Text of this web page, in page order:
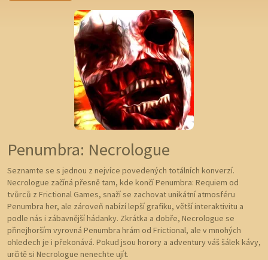
Penumbra: Necrologue
Seznamte se s jednou z nejvíce povedených totálních konverzí.
Necrologue začíná přesně tam, kde končí Penumbra: Requiem od
tvůrců z Frictional Games, snaží se zachovat unikátní atmosféru
Penumbra her, ale zároveň nabízí lepší grafiku, větší interaktivitu a
podle nás i zábavnější hádanky. Zkrátka a dobře, Necrologue se
přinejhorším vyrovná Penumbra hrám od Frictional, ale v mnohých
ohledech je i překonává. Pokud jsou horory a adventury váš šálek kávy,
určitě si Necrologue nenechte ujít.